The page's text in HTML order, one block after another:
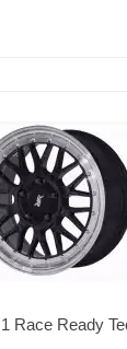
Race Ready